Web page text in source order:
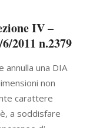
IV –
2011 n.2379
annulla una DIA
non
carattere
a soddisfare